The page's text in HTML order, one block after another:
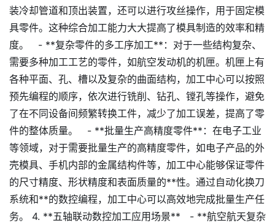
装冷却管道和顶出装置，还可以进行攻丝操作，用于固定模
具零件。这种综合加工能力大大提高了模具制造的效率和精
度。 - **复杂零件的多工序加工**：对于一些结构复杂、
需要多种加工工艺的零件，如航空发动机的机匣。机匣上有
各种平面、孔、槽以及复杂的曲面结构，加工中心可以按照
预先编程的顺序，依次进行铣削、钻孔、镗孔等操作，避免
了在不同设备间频繁转换工件，减少了加工误差，提高了零
件的整体质量。 - **批量生产高精度零件**：在电子工业
等领域，对于需要批量生产的高精度零件，如电子产品的外
壳模具、手机内部的金属结构件等，加工中心能够保证零件
的尺寸精度、形状精度和表面质量的**性。通过自动化换刀
系统和**的数控编程，加工中心可以高效地完成批量生产任
务。 4. **五轴联动数控加工应用场景** - **航空航天复杂